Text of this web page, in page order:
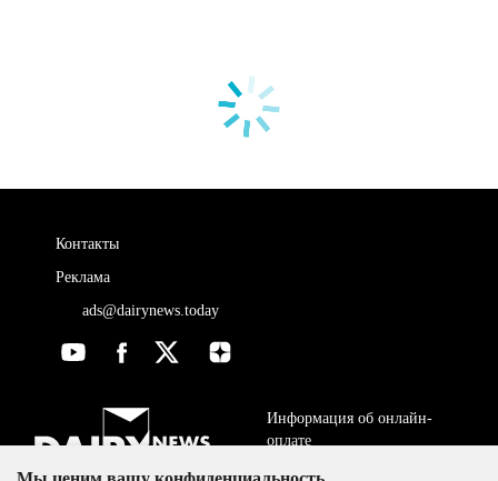
Контакты
Реклама
ads@dairynews.today
Информация об онлайн-
оплате